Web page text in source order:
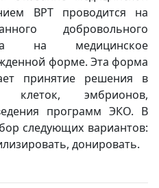
ВРТ проводится на
добровольного
на медицинское
форме. Эта форма
принятие решения в
клеток, эмбрионов,
программ ЭКО. В
следующих вариантов:
донировать.